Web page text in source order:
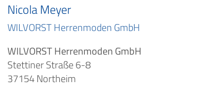
Nicola Meyer
WILVORST Herrenmoden GmbH
WILVORST Herrenmoden GmbH
Stettiner Straße 6-8
37154 Northeim